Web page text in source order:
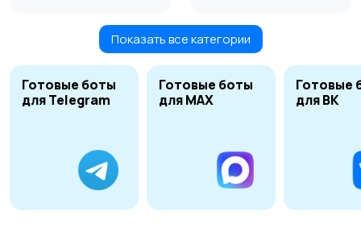
Показать все категории
Готовые боты
для Telegram
Готовые боты
для MAX
Готовые
для ВК